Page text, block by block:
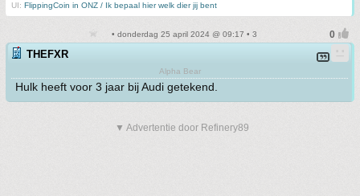
UI: FlippingCoin in ONZ / Ik bepaal hier welk dier jij bent
• donderdag 25 april 2024 @ 09:17 • 3
THEFXR
Alpha Bear
Hulk heeft voor 3 jaar bij Audi getekend.
▼ Advertentie door Refinery89